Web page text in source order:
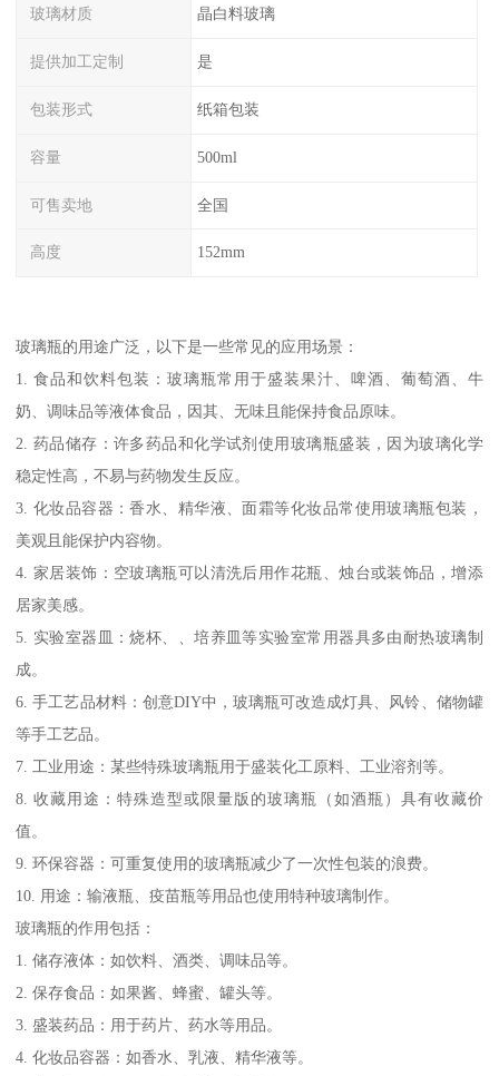
玻璃材质 晶白料玻璃
提供加工定制 是
包装形式 纸箱包装
容量 500ml
可售卖地 全国
高度 152mm
玻璃瓶的用途广泛，以下是一些常见的应用场景：
1. 食品和饮料包装：玻璃瓶常用于盛装果汁、啤酒、葡萄酒、牛
奶、调味品等液体食品，因其、无味且能保持食品原味。
2. 药品储存：许多药品和化学试剂使用玻璃瓶盛装，因为玻璃化学
稳定性高，不易与药物发生反应。
3. 化妆品容器：香水、精华液、面霜等化妆品常使用玻璃瓶包装，
美观且能保护内容物。
4. 家居装饰：空玻璃瓶可以清洗后用作花瓶、烛台或装饰品，增添
居家美感。
5. 实验室器皿：烧杯、、培养皿等实验室常用器具多由耐热玻璃制
成。
6. 手工艺品材料：创意DIY中，玻璃瓶可改造成灯具、风铃、储物罐
等手工艺品。
7. 工业用途：某些特殊玻璃瓶用于盛装化工原料、工业溶剂等。
8. 收藏用途：特殊造型或限量版的玻璃瓶（如酒瓶）具有收藏价
值。
9. 环保容器：可重复使用的玻璃瓶减少了一次性包装的浪费。
10. 用途：输液瓶、疫苗瓶等用品也使用特种玻璃制作。
玻璃瓶的作用包括：
1. 储存液体：如饮料、酒类、调味品等。
2. 保存食品：如果酱、蜂蜜、罐头等。
3. 盛装药品：用于药片、药水等用品。
4. 化妆品容器：如香水、乳液、精华液等。